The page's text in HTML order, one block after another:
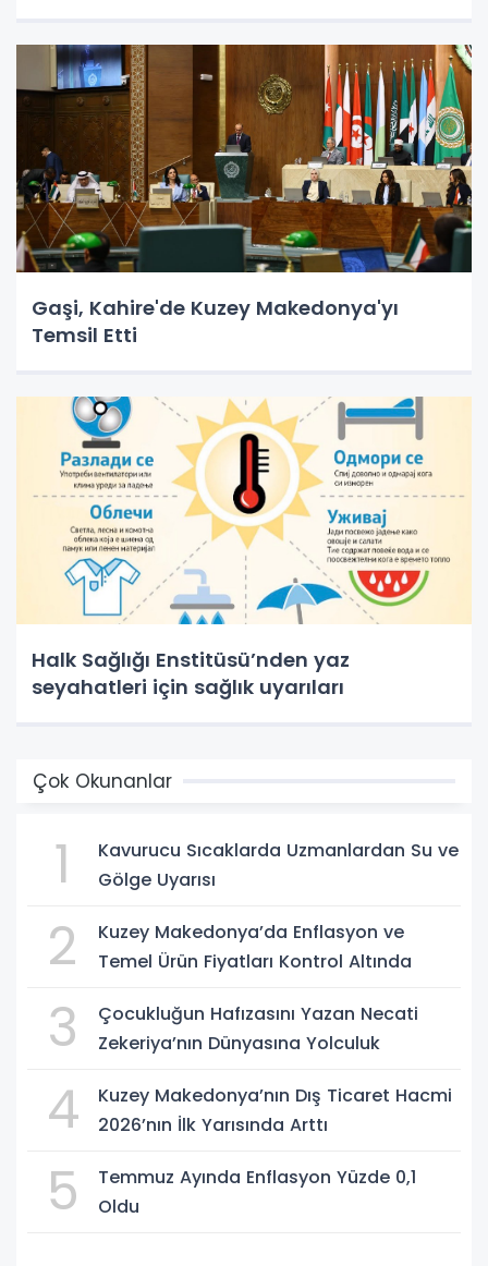
Gaşi, Kahire'de Kuzey Makedonya'yı
Temsil Etti
Halk Sağlığı Enstitüsü’nden yaz
seyahatleri için sağlık uyarıları
Çok Okunanlar
1
Kavurucu Sıcaklarda Uzmanlardan Su ve
Gölge Uyarısı
2
Kuzey Makedonya’da Enflasyon ve
Temel Ürün Fiyatları Kontrol Altında
3
Çocukluğun Hafızasını Yazan Necati
Zekeriya’nın Dünyasına Yolculuk
4
Kuzey Makedonya’nın Dış Ticaret Hacmi
2026’nın İlk Yarısında Arttı
5
Temmuz Ayında Enflasyon Yüzde 0,1
Oldu